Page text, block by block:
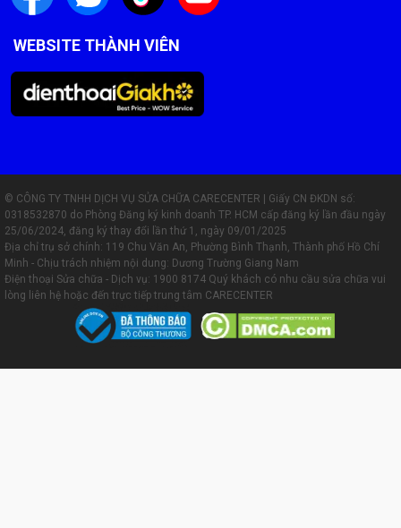
WEBSITE THÀNH VIÊN
© CÔNG TY TNHH DỊCH VỤ SỬA CHỮA CARECENTER | Giấy CN ĐKDN số:
0318532870 do Phòng Đăng ký kinh doanh TP. HCM cấp đăng ký lần đầu ngày
25/06/2024, đăng ký thay đổi lần thứ 1, ngày 09/01/2025
Địa chỉ trụ sở chính: 119 Chu Văn An, Phường Bình Thạnh, Thành phố Hồ Chí
Minh - Chịu trách nhiệm nội dung: Dương Trường Giang Nam
Điện thoại Sửa chữa - Dịch vụ: 1900 8174 Quý khách có nhu cầu sửa chữa vui
lòng liên hệ hoặc đến trực tiếp trung tâm CARECENTER